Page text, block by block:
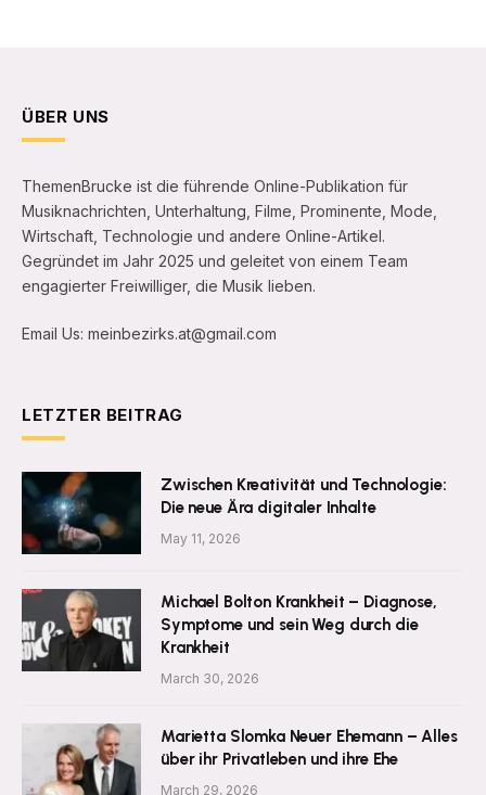
ÜBER UNS
ThemenBrucke ist die führende Online-Publikation für
Musiknachrichten, Unterhaltung, Filme, Prominente, Mode,
Wirtschaft, Technologie und andere Online-Artikel.
Gegründet im Jahr 2025 und geleitet von einem Team
engagierter Freiwilliger, die Musik lieben.
Email Us: meinbezirks.at@gmail.com
LETZTER BEITRAG
Zwischen Kreativität und Technologie:
Die neue Ära digitaler Inhalte
May 11, 2026
Michael Bolton Krankheit – Diagnose,
Symptome und sein Weg durch die
Krankheit
March 30, 2026
Marietta Slomka Neuer Ehemann – Alles
über ihr Privatleben und ihre Ehe
March 29, 2026